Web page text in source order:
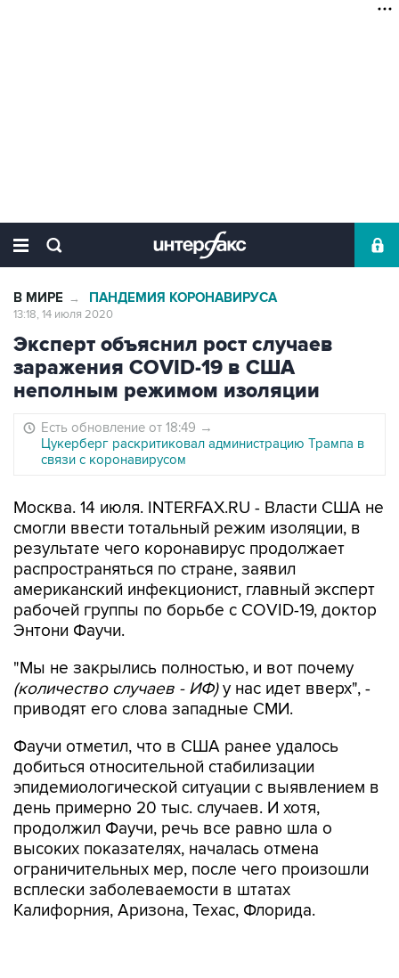
В МИРЕ → ПАНДЕМИЯ КОРОНАВИРУСА
13:18, 14 июля 2020
Эксперт объяснил рост случаев
заражения COVID-19 в США
неполным режимом изоляции
Есть обновление от 18:49 →
Цукерберг раскритиковал администрацию Трампа в
связи с коронавирусом
Москва. 14 июля. INTERFAX.RU - Власти США не
смогли ввести тотальный режим изоляции, в
результате чего коронавирус продолжает
распространяться по стране, заявил
американский инфекционист, главный эксперт
рабочей группы по борьбе с COVID-19, доктор
Энтони Фаучи.
"Мы не закрылись полностью, и вот почему
(количество случаев - ИФ)у нас идет вверх", -
приводят его слова западные СМИ.
Фаучи отметил, что в США ранее удалось
добиться относительной стабилизации
эпидемиологической ситуации с выявлением в
день примерно 20 тыс. случаев. И хотя,
продолжил Фаучи, речь все равно шла о
высоких показателях, началась отмена
ограничительных мер, после чего произошли
всплески заболеваемости в штатах
Калифорния, Аризона, Техас, Флорида.